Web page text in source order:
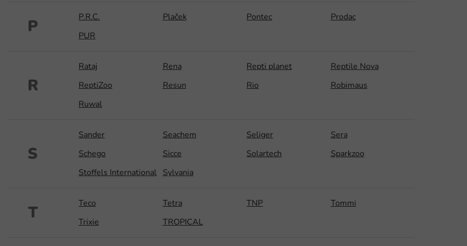
P P.R.C. Plaček Pontec
Prodac
PUR
R
Rataj Rena Repti planet
Reptile Nova
ReptiZoo
Resun Rio
Robimaus
Ruwal
S
Sander Seachem Seliger
Sera
Schego
Sicce Solartech
Sparkzoo
Stoffels International Sylvania
T Teco Tetra TNP
Tommi
Trixie
TROPICAL